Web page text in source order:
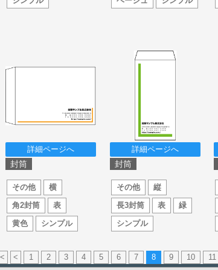
詳細ページへ
封筒
その他
横
角2封筒
表
黄色
シンプル
詳細ページへ
封筒
その他
縦
長3封筒
表
緑
シンプル
< 1 2 3 4 5 6 7 8 9 10 11